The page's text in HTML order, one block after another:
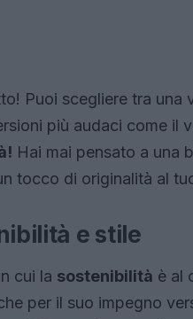
Puoi scegliere tra una
più audaci come il
Hai mai pensato a una
tocco di originalità al
e stile
cui la sostenibilità è al
per il suo impegno